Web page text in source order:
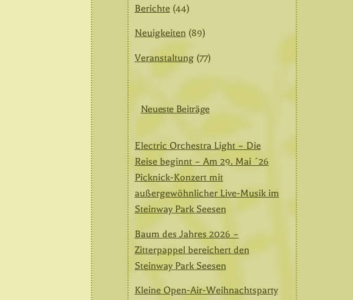
Berichte(44)
Neuigkeiten(89)
Veranstaltung(77)
Neueste Beiträge
Electric Orchestra Light – Die
Reise beginnt – Am 29. Mai ´26
Picknick-Konzert mit
außergewöhnlicher Live-Musik im
Steinway Park Seesen
Baum des Jahres 2026 –
Zitterpappel bereichert den
Steinway Park Seesen
Kleine Open-Air-Weihnachtsparty